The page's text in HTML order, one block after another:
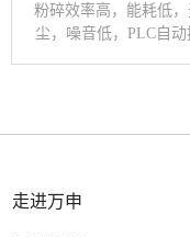
粉碎效率高，能耗低
尘，噪音低，PLC自动
走进万申